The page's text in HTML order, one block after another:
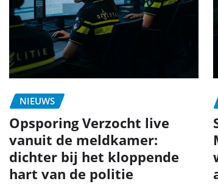
NIEUWS
Opsporing Verzocht live
vanuit de meldkamer:
dichter bij het kloppende
hart van de politie